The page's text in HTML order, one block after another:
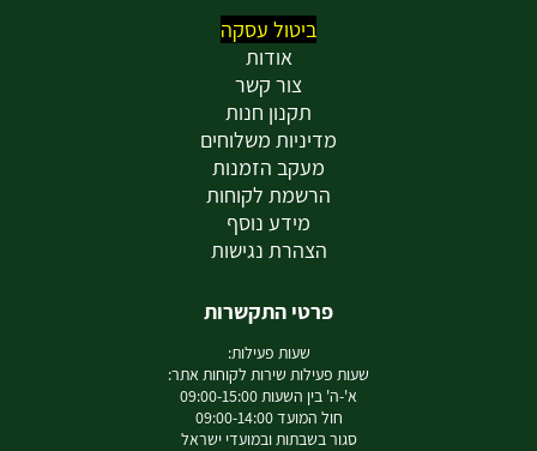
ביטול עסקה
אודות
צור קשר
תקנון חנות
מדיניות משלוחים
מעקב הזמנות
הרשמת לקוחות
מידע נוסף
הצהרת נגישות
פרטי התקשרות
שעות פעילות:
שעות פעילות שירות לקוחות אתר:
א'-ה' בין השעות 09:00-15:00
חול המועד 09:00-14:00
סגור בשבתות ובמועדי ישראל